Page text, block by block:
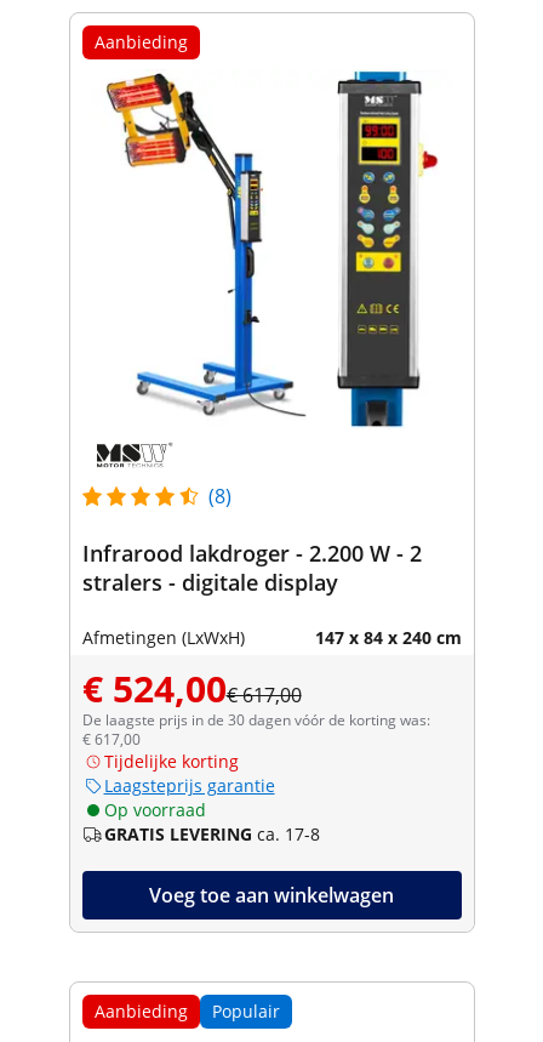
Aanbieding
(8)
Infrarood lakdroger - 2.200 W - 2
stralers - digitale display
Afmetingen (LxWxH) 147 x 84 x 240 cm
€ 524,00€ 617,00
De laagste prijs in de 30 dagen vóór de korting was:
€ 617,00
Tijdelijke korting
Laagsteprijs garantie
Op voorraad
GRATIS LEVERING ca. 17-8
Voeg toe aan winkelwagen
Aanbieding Populair